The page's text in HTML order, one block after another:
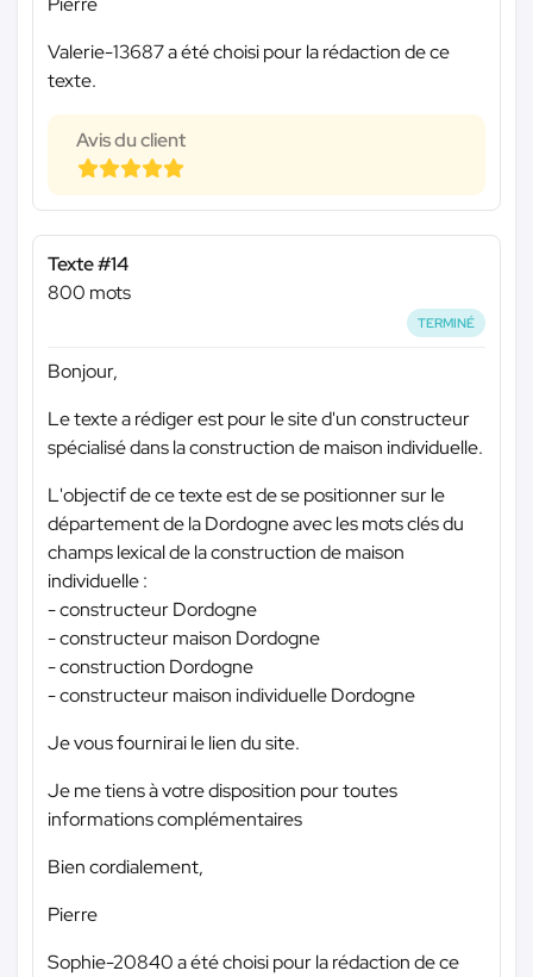
Valerie-13687 a été choisi pour la rédaction de ce
texte.
Avis du client
Texte #14
800 mots
TERMINÉ
Bonjour,
Le texte a rédiger est pour le site d'un constructeur
spécialisé dans la construction de maison individuelle.
L'objectif de ce texte est de se positionner sur le
département de la Dordogne avec les mots clés du
champs lexical de la construction de maison
individuelle :
- constructeur Dordogne
- constructeur maison Dordogne
- construction Dordogne
- constructeur maison individuelle Dordogne
Je vous fournirai le lien du site.
Je me tiens à votre disposition pour toutes
informations complémentaires
Bien cordialement,
Pierre
Sophie-20840 a été choisi pour la rédaction de ce